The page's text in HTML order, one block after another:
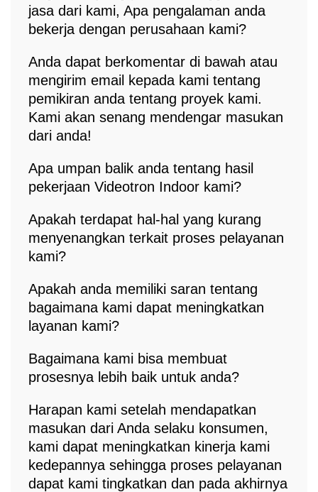
jasa dari kami, Apa pengalaman anda
bekerja dengan perusahaan kami?
Anda dapat berkomentar di bawah atau
mengirim email kepada kami tentang
pemikiran anda tentang proyek kami.
Kami akan senang mendengar masukan
dari anda!
Apa umpan balik anda tentang hasil
pekerjaan Videotron Indoor kami?
Apakah terdapat hal-hal yang kurang
menyenangkan terkait proses pelayanan
kami?
Apakah anda memiliki saran tentang
bagaimana kami dapat meningkatkan
layanan kami?
Bagaimana kami bisa membuat
prosesnya lebih baik untuk anda?
Harapan kami setelah mendapatkan
masukan dari Anda selaku konsumen,
kami dapat meningkatkan kinerja kami
kedepannya sehingga proses pelayanan
dapat kami tingkatkan dan pada akhirnya